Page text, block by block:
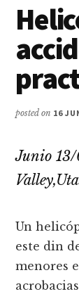
blogs
posted on 16
Junio 13/
Un
este din
menores